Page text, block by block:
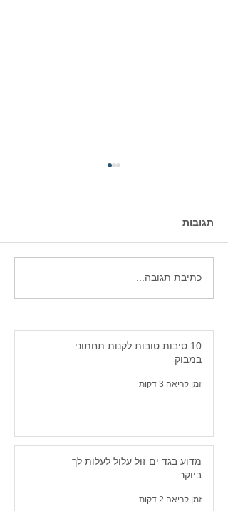
חולצות גלישה לנשים. -
תגובות
כתיבת תגובה...
10 סיבות טובות לקנות תחתוני
במבוק
זמן קריאה 3 דקות
מדוע בגד ים זול עלול לעלות לך
ביוקר.
זמן קריאה 2 דקות